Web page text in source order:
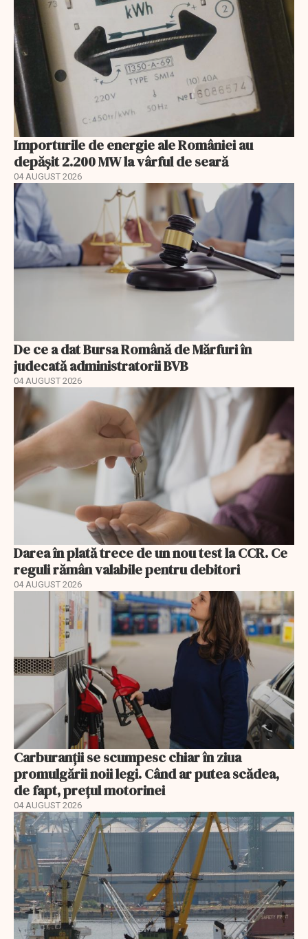
Importurile de energie ale României au
depășit 2.200 MW la vârful de seară
04 AUGUST 2026
De ce a dat Bursa Română de Mărfuri în
judecată administratorii BVB
04 AUGUST 2026
Darea în plată trece de un nou test la CCR. Ce
reguli rămân valabile pentru debitori
04 AUGUST 2026
Carburanții se scumpesc chiar în ziua
promulgării noii legi. Când ar putea scădea,
de fapt, prețul motorinei
04 AUGUST 2026